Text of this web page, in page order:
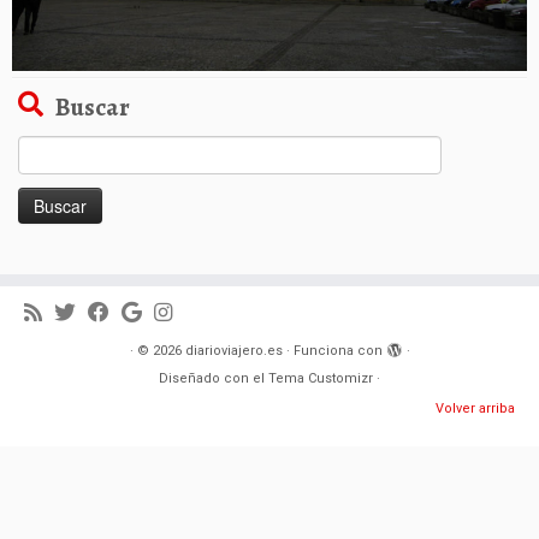
Buscar
· © 2026 diarioviajero.es· Funciona con
·
Diseñado con el Tema Customizr ·
Volver arriba